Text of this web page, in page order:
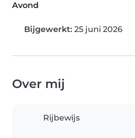
Avond
Bijgewerkt: 25 juni 2026
Over mij
Rijbewijs